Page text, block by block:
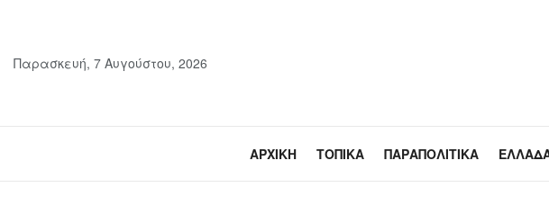
Παρασκευή, 7 Αυγούστου, 2026
ΑΡΧΙΚΉ ΤΟΠΙΚΆ ΠΑΡΑΠΟΛΙΤΙΚΆ